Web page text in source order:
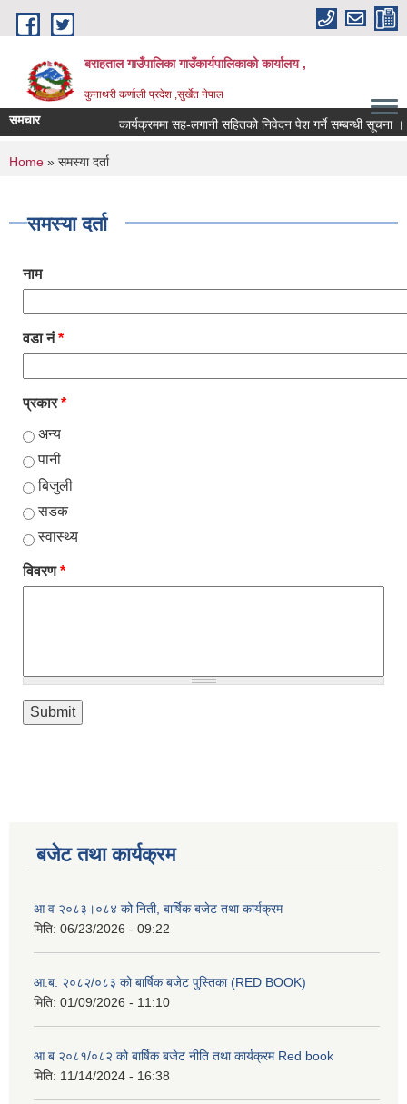
Skip to main content
बराहताल गाउँपालिका गाउँकार्यपालिकाको कार्यालय ,
कुनाथरी कर्णाली प्रदेश ,सुर्खेत नेपाल
समचार कार्यक्रममा सह-लगानी सहितको निवेदन पेश गर्ने सम्बन्धी सूचना ।।।
You are here
Home » समस्या दर्ता
समस्या दर्ता
नाम
वडा नं*
प्रकार*
अन्य
पानी
बिजुली
सडक
स्वास्थ्य
विवरण*
बजेट तथा कार्यक्रम
आ व २०८३।०८४ को निती, बार्षिक बजेट तथा कार्यक्रम
मिति: 06/23/2026 - 09:22
आ.ब. २०८२/०८३ को बार्षिक बजेट पुस्तिका (RED BOOK)
मिति: 01/09/2026 - 11:10
आ ब २०८१/०८२ को बार्षिक बजेट नीति तथा कार्यक्रम Red book
मिति: 11/14/2024 - 16:38